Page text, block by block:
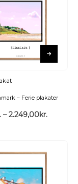
– Ferie plakater
– 2.249,00kr.